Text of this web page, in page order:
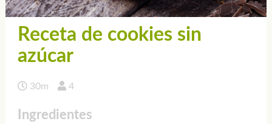
Receta de cookies sin
azúcar
30m 4
Ingredientes